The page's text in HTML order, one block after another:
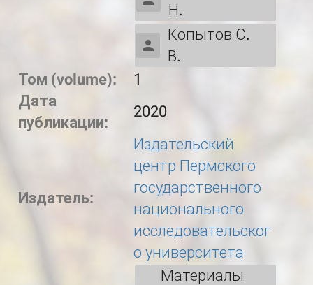
Н.
Копытов С.
В.
Том (volume):
1
Дата
публикации:
2020
Издатель:
Издательский
центр Пермского
государственного
национального
исследовательског
о университета
Материалы